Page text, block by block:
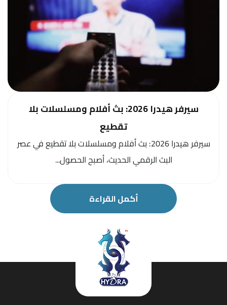
سيرفر هيدرا 2026: بث أفلام ومسلسلات بلا
تقطيع
سيرفر هيدرا 2026: بث أفلام ومسلسلات بلا تقطيع في عصر
البث الرقمي الحديث، أصبح الحصول...
أكمل القراءة